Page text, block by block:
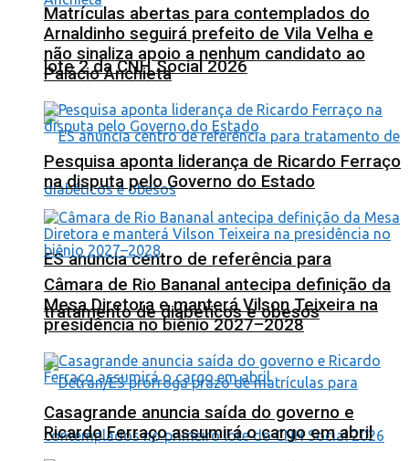
Matrículas abertas para contemplados do
lote 2 da CNH Social 2026
ES anuncia centro de referência para
tratamento de diabéticos e obesos
Arnaldinho seguirá prefeito de Vila Velha e
não sinaliza apoio a nenhum candidato ao
Palácio Anchieta
Pesquisa aponta liderança de Ricardo Ferraço
na disputa pelo Governo do Estado
Câmara de Rio Bananal antecipa definição da
Mesa Diretora e manterá Vilson Teixeira na
presidência no biênio 2027–2028
Casagrande anuncia saída do governo e
Ricardo Ferraço assumirá o cargo em abril